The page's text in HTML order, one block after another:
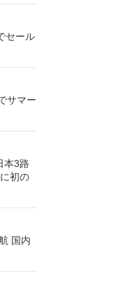
セール
サマー
本3路
初の
国内